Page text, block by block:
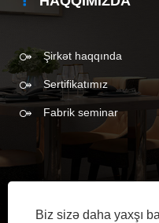
Şirkət haqqında
Sertifikatımız
Fabrik seminar
Biz sizə daha yaxşı